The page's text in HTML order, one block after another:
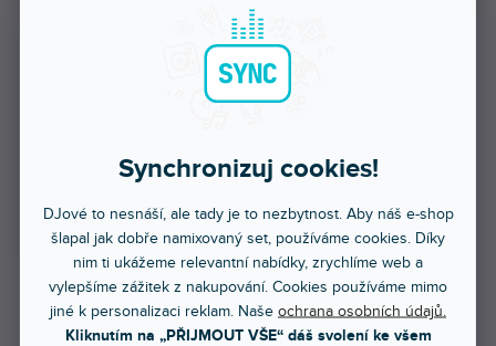
Synchronizuj cookies!
DJové to nesnáší, ale tady je to nezbytnost. Aby náš e-shop
šlapal jak dobře namixovaný set, používáme cookies. Díky
nim ti ukážeme relevantní nabídky, zrychlíme web a
vylepšíme zážitek z nakupování. Cookies používáme mimo
jiné k personalizaci reklam. Naše ochrana osobních údajů.
Kliknutím na „PŘIJMOUT VŠE“ dáš svolení ke všem
Skladem na prodejně